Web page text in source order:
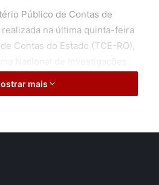
Público de Contas de
na última quinta-feira
Contas do Estado (TCE-RO),
Nacional de Investigações
à criminalidade, que permite,
mais